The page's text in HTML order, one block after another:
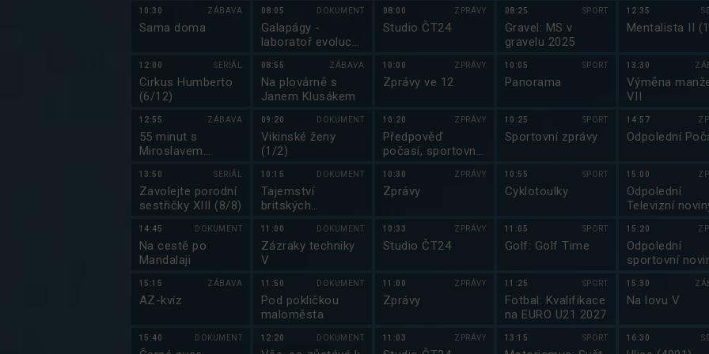
regionech plus
10:30 ZÁBAVA
Sama doma
12:00 SERIÁL
Cirkus Humberto
(6/12)
12:55 ZÁBAVA
55 minut s
Miroslavem
13:50 SERIÁL
Zavolejte porodní
sestřičky XIII (8/8)
14:45 DOKUMENT
Na cestě po
Mandalaji
15:15 ZÁBAVA
AZ-kvíz
15:40 DOKUMENT
08:05 DOKUMENT
Galapágy -
laboratoř evoluce
08:55 ZÁBAVA
Na plovárně s
Janem Klusákem
09:20 DOKUMENT
Vikinské ženy
(1/2)
10:15 DOKUMENT
Tajemství
britských
paláců (7/8)
11:00 DOKUMENT
Zázraky techniky
V
11:50 DOKUMENT
Pod pokličkou
maloměsta
12:20 DOKUMENT
08:00 ZPRÁVY
Studio ČT24
10:00 ZPRÁVY
Zprávy ve 12
10:20 ZPRÁVY
Předpověď
počasí, sportovní
10:30 ZPRÁVY
Zprávy
10:33 ZPRÁVY
Studio ČT24
11:00 ZPRÁVY
Zprávy
11:03 ZPRÁVY
08:25 SPORT
Gravel: MS v
gravelu 2025
10:05 SPORT
Panorama
10:25 SPORT
Sportovní zprávy
10:55 SPORT
Cyklotoulky
11:05 SPORT
Golf: Golf Time
11:25 SPORT
Fotbal: Kvalifikace
na EURO U21 2027
13:15 SPORT
12:35
Mentalista II
13:30
Výměna
VII
14:57
Odpolední
15:00
Odpolední
Televizní
15:20
Odpolední
sportovní
15:30
Na lovu V
16:30